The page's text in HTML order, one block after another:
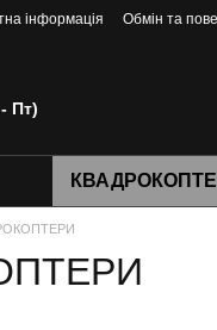
інформація Обмін та
Пт)